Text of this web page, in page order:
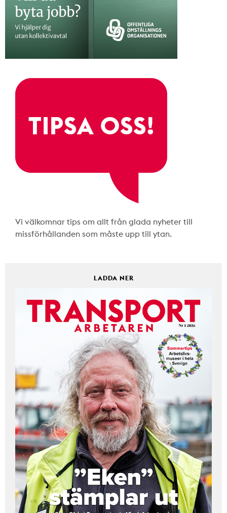
Vi välkomnar tips om allt från glada nyheter till
missförhållanden som måste upp till ytan.
LADDA NER